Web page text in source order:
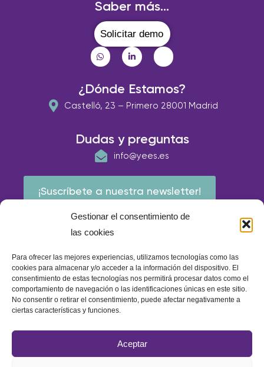
Gestionar el consentimiento de
las cookies
Para ofrecer las mejores experiencias, utilizamos tecnologías como las
cookies para almacenar y/o acceder a la información del dispositivo. El
consentimiento de estas tecnologías nos permitirá procesar datos como el
comportamiento de navegación o las identificaciones únicas en este sitio.
No consentir o retirar el consentimiento, puede afectar negativamente a
ciertas características y funciones.
Aceptar
Saber más...
Solicitar demo
¿Dónde Estamos?
Castelló, 23 – Primero 28001 Madrid
Dudas y preguntas
info@yees.es
¡Suscríbete a nuestra newsletter!
Política de calidadPolítica de cookiesAviso Legal